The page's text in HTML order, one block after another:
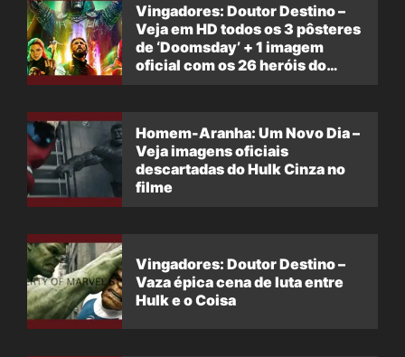
Vingadores: Doutor Destino –
Veja em HD todos os 3 pôsteres
de ‘Doomsday’ + 1 imagem
oficial com os 26 heróis do
Homem-Aranha: Um Novo Dia –
Veja imagens oficiais
descartadas do Hulk Cinza no
filme
Vingadores: Doutor Destino –
Vaza épica cena de luta entre
Hulk e o Coisa